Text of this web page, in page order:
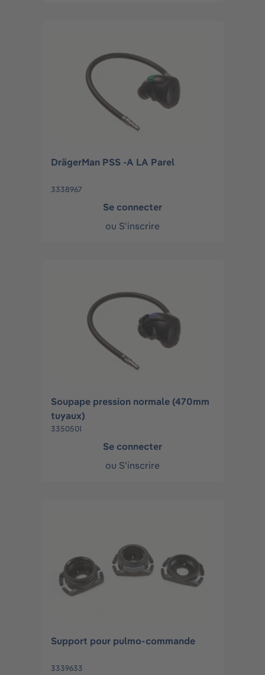
DrägerMan PSS -A LA Parel
3338967
Se connecter
ou S'inscrire
Soupape pression normale (470mm
tuyaux)
3350501
Se connecter
ou S'inscrire
Support pour pulmo-commande
3339633